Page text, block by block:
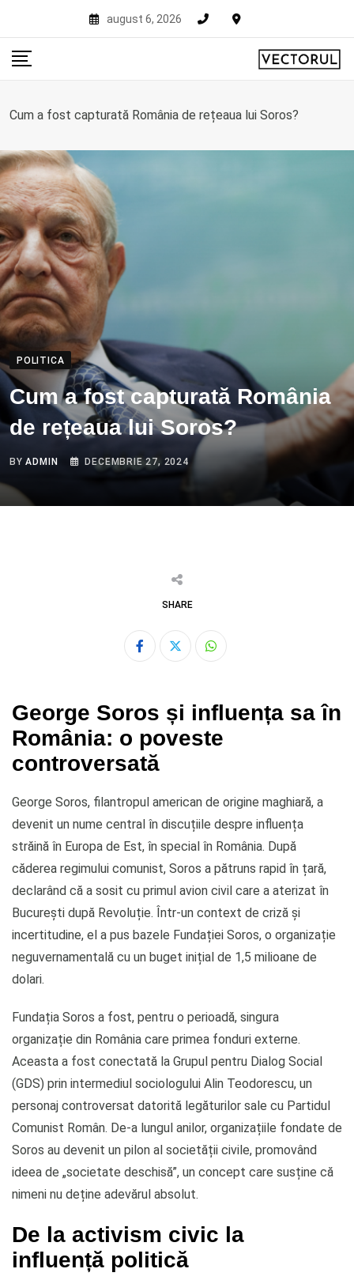
content
august 6, 2026
Cum a fost capturată România de rețeaua lui Soros?
POLITICA
Cum a fost capturată România
de rețeaua lui Soros?
BYADMIN DECEMBRIE 27, 2024
SHARE
Whatsapp
George Soros și influența sa în
România: o poveste
controversată
George Soros, filantropul american de origine maghiară, a
devenit un nume central în discuțiile despre influența
străină în Europa de Est, în special în România. După
căderea regimului comunist, Soros a pătruns rapid în țară,
declarând că a sosit cu primul avion civil care a aterizat în
București după Revoluție. Într-un context de criză și
incertitudine, el a pus bazele Fundației Soros, o organizație
neguvernamentală cu un buget inițial de 1,5 milioane de
dolari.
Fundația Soros a fost, pentru o perioadă, singura
organizație din România care primea fonduri externe.
Aceasta a fost conectată la Grupul pentru Dialog Social
(GDS) prin intermediul sociologului Alin Teodorescu, un
personaj controversat datorită legăturilor sale cu Partidul
Comunist Român. De-a lungul anilor, organizațiile fondate de
Soros au devenit un pilon al societății civile, promovând
ideea de „societate deschisă”, un concept care susține că
nimeni nu deține adevărul absolut.
De la activism civic la
influență politică